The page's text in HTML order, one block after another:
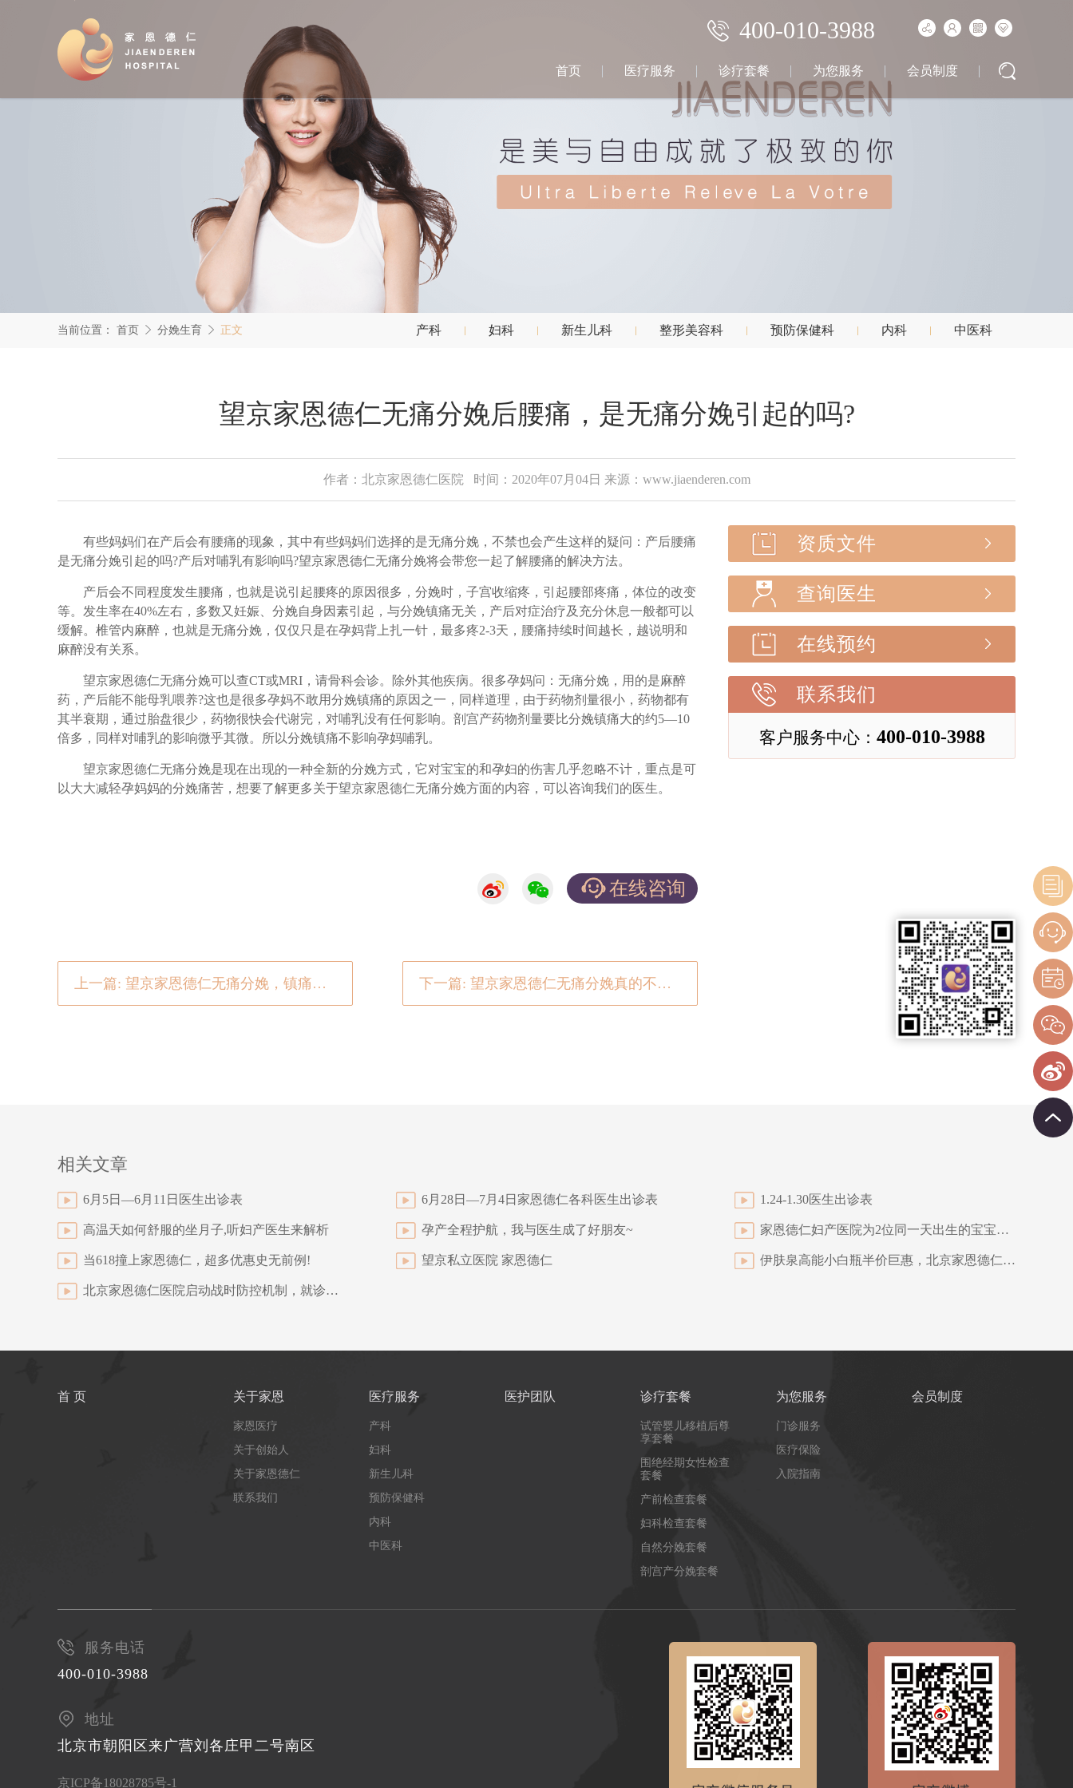
400-010-3988
首页 医疗服务 诊疗套餐 为您服务 会员制度
当前位置： 首页 分娩生育 正文 产科 妇科 新生儿科 整形美容科 预防保健科 内科 中医科
望京家恩德仁无痛分娩后腰痛，是无痛分娩引起的吗?
作者：北京家恩德仁医院 时间：2020年07月04日 来源：www.jiaenderen.com
有些妈妈们在产后会有腰痛的现象，其中有些妈妈们选择的是无痛分娩，不禁也会产生这样的疑问：产后腰痛
是无痛分娩引起的吗?产后对哺乳有影响吗?望京家恩德仁无痛分娩将会带您一起了解腰痛的解决方法。
产后会不同程度发生腰痛，也就是说引起腰疼的原因很多，分娩时，子宫收缩疼，引起腰部疼痛，体位的改变
等。发生率在40%左右，多数又妊娠、分娩自身因素引起，与分娩镇痛无关，产后对症治疗及充分休息一般都可以
缓解。椎管内麻醉，也就是无痛分娩，仅仅只是在孕妈背上扎一针，最多疼2-3天，腰痛持续时间越长，越说明和
麻醉没有关系。
望京家恩德仁无痛分娩可以查CT或MRI，请骨科会诊。除外其他疾病。很多孕妈问：无痛分娩，用的是麻醉
药，产后能不能母乳喂养?这也是很多孕妈不敢用分娩镇痛的原因之一，同样道理，由于药物剂量很小，药物都有
其半衰期，通过胎盘很少，药物很快会代谢完，对哺乳没有任何影响。剖宫产药物剂量要比分娩镇痛大的约5—10
倍多，同样对哺乳的影响微乎其微。所以分娩镇痛不影响孕妈哺乳。
望京家恩德仁无痛分娩是现在出现的一种全新的分娩方式，它对宝宝的和孕妇的伤害几乎忽略不计，重点是可
以大大减轻孕妈妈的分娩痛苦，想要了解更多关于望京家恩德仁无痛分娩方面的内容，可以咨询我们的医生。
在线咨询
上一篇: 望京家恩德仁无痛分娩，镇痛对宝宝会有影响吗? 下一篇: 望京家恩德仁无痛分娩真的不疼吗?
资质文件
查询医生
在线预约
联系我们
客户服务中心： 400-010-3988
相关文章
6月5日—6月11日医生出诊表 6月28日—7月4日家恩德仁各科医生出诊表 1.24-1.30医生出诊表
高温天如何舒服的坐月子,听妇产医生来解析 孕产全程护航，我与医生成了好朋友~ 家恩德仁妇产医院为2位同一天出生的宝宝举办满月Party
当618撞上家恩德仁，超多优惠史无前例! 望京私立医院 家恩德仁 伊肤泉高能小白瓶半价巨惠，北京家恩德仁医院让你在新的一年快速变美！
北京家恩德仁医院启动战时防控机制，就诊24小时图鉴让你安心就诊
首 页 关于家恩
家恩医疗
关于创始人
关于家恩德仁
联系我们
医疗服务
产科
妇科
新生儿科
预防保健科
内科
中医科
医护团队 诊疗套餐
试管婴儿移植后尊
享套餐
围绝经期女性检查
套餐
产前检查套餐
妇科检查套餐
自然分娩套餐
剖宫产分娩套餐
为您服务
门诊服务
医疗保险
入院指南
会员制度
服务电话
400-010-3988
地址
北京市朝阳区来广营刘各庄甲二号南区
京ICP备18028785号-1